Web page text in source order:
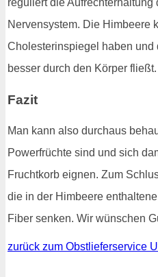
Nervensystem. Die Himbeere
Cholesterinspiegel haben und
besser durch den Körper fließt.
Fazit
Man kann also durchaus
Powerfrüchte sind und sich
Fruchtkorb eignen. Zum
die in der Himbeere
Fiber senken. Wir wünschen
zurück zum Obstlieferservice